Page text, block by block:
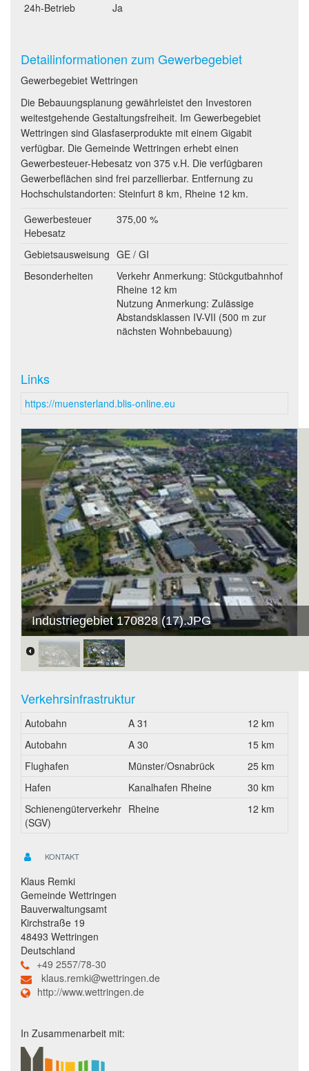
24h-Betrieb
Ja
Detailinformationen zum Gewerbegebiet
Gewerbegebiet Wettringen
Die Bebauungsplanung gewährleistet den Investoren
weitestgehende Gestaltungsfreiheit. Im Gewerbegebiet
Wettringen sind Glasfaserprodukte mit einem Gigabit
verfügbar. Die Gemeinde Wettringen erhebt einen
Gewerbesteuer-Hebesatz von 375 v.H. Die verfügbaren
Gewerbeflächen sind frei parzellierbar. Entfernung zu
Hochschulstandorten: Steinfurt 8 km, Rheine 12 km.
Gewerbesteuer
Hebesatz
375,00 %
Gebietsausweisung GE / GI
Besonderheiten
Verkehr Anmerkung: Stückgutbahnhof
Rheine 12 km
Nutzung Anmerkung: Zulässige
Abstandsklassen IV-VII (500 m zur
nächsten Wohnbebauung)
Links
https://muensterland.blis-online.eu
Industriegebiet 170828 (17).JPG
Verkehrsinfrastruktur
Autobahn A 31
12 km
Autobahn
A 30
15 km
Flughafen
Münster/Osnabrück
25 km
Hafen
Kanalhafen Rheine
30 km
Schienengüterverkehr
(SGV)
Rheine 12 km
KONTAKT
Klaus Remki
Gemeinde Wettringen
Bauverwaltungsamt
Kirchstraße 19
48493 Wettringen
Deutschland
+49 2557/78-30
klaus.remki@wettringen.de
http://www.wettringen.de
In Zusammenarbeit mit: